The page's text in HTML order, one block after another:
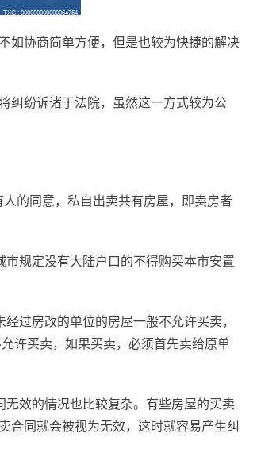
如协商简单方便，但是也较为快捷的解决
纠纷诉诸于法院，虽然这一方式较为公
的同意，私自出卖共有房屋，即卖房者
规定没有大陆户口的不得购买本市安置
过房改的单位的房屋一般不允许买卖，
许买卖，如果买卖，必须首先卖给原单
效的情况也比较复杂。有些房屋的买卖
合同就会被视为无效，这时就容易产生纠